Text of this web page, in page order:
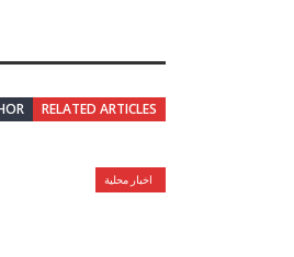
RELATED ARTICLES
اخبار محلية